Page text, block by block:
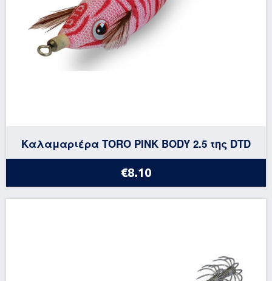
Καλαμαριέρα TORO PINK BODY 2.5 της DTD
€8.10